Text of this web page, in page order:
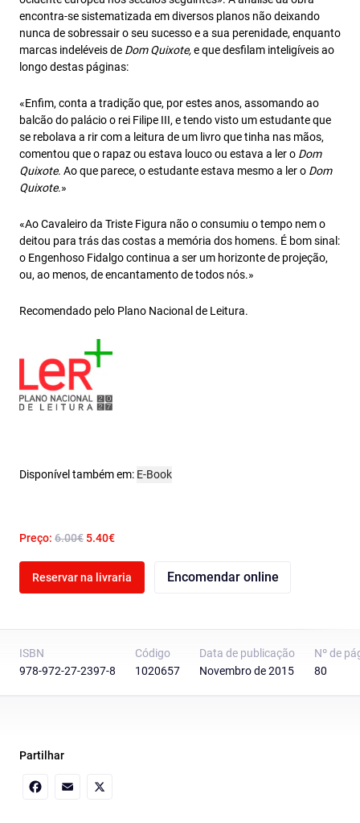
encontra-se sistematizada em diversos planos não deixando
nunca de sobressair o seu sucesso e a sua perenidade, enquanto
marcas indeléveis de Dom Quixote,e que desfilam inteligíveis ao
longo destas páginas:
«Enfim, conta a tradição que, por estes anos, assomando ao
balcão do palácio o rei Filipe III, e tendo visto um estudante que
se rebolava a rir com a leitura de um livro que tinha nas mãos,
comentou que o rapaz ou estava louco ou estava a ler o Dom
Quixote. Ao que parece, o estudante estava mesmo a ler o Dom
Quixote.»
«Ao Cavaleiro da Triste Figura não o consumiu o tempo nem o
deitou para trás das costas a memória dos homens. É bom sinal:
o Engenhoso Fidalgo continua a ser um horizonte de projeção,
ou, ao menos, de encantamento de todos nós.»
Recomendado pelo Plano Nacional de Leitura.
Disponível também em: E-Book
Preço: 6.00€ 5.40€
Reservar na livraria Encomendar online
ISBN
978-972-27-2397-8
Código
1020657
Data de publicação
Novembro de 2015
Nº de
80
Partilhar